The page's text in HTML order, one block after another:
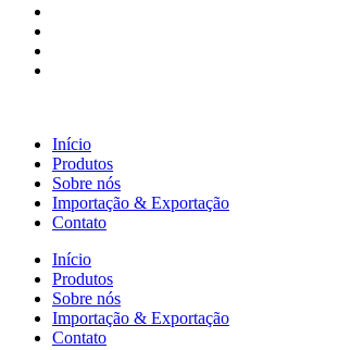
Início
Produtos
Sobre nós
Importação & Exportação
Contato
Início
Produtos
Sobre nós
Importação & Exportação
Contato